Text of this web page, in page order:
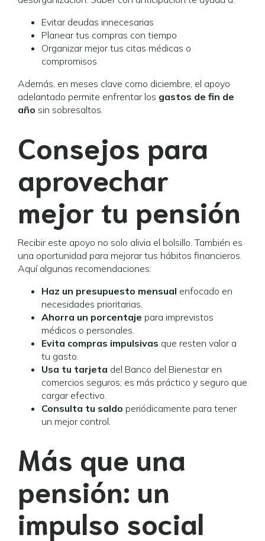
Evitar deudas innecesarias
Planear tus compras con tiempo
Organizar mejor tus citas médicas o
compromisos
Además, en meses clave como diciembre, el apoyo
adelantado permite enfrentar los gastos de fin de
año sin sobresaltos.
Consejos para
aprovechar
mejor tu pensión
Recibir este apoyo no solo alivia el bolsillo. También es
una oportunidad para mejorar tus hábitos financieros.
Aquí algunas recomendaciones:
Haz un presupuesto mensual enfocado en
necesidades prioritarias.
Ahorra un porcentaje para imprevistos
médicos o personales.
Evita compras impulsivas que resten valor a
tu gasto.
Usa tu tarjeta del Banco del Bienestar en
comercios seguros; es más práctico y seguro que
cargar efectivo.
Consulta tu saldo periódicamente para tener
un mejor control.
Más que una
pensión: un
impulso social